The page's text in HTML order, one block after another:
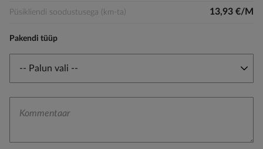
gallery
Püsikliendi soodustusega (km-ta) 13,93 €/M
Pakendi tüüp